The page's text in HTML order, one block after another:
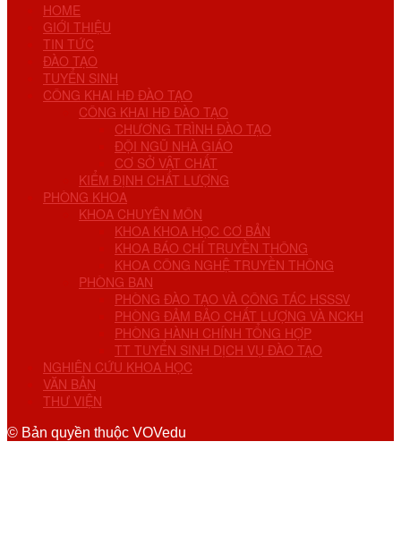
HOME
GIỚI THIỆU
TIN TỨC
ĐÀO TẠO
TUYỂN SINH
CÔNG KHAI HĐ ĐÀO TẠO
CÔNG KHAI HĐ ĐÀO TẠO
CHƯƠNG TRÌNH ĐÀO TẠO
ĐỘI NGŨ NHÀ GIÁO
CƠ SỞ VẬT CHẤT
KIỂM ĐỊNH CHẤT LƯỢNG
PHÒNG KHOA
KHOA CHUYÊN MÔN
KHOA KHOA HỌC CƠ BẢN
KHOA BÁO CHÍ TRUYỀN THÔNG
KHOA CÔNG NGHỆ TRUYỀN THÔNG
PHÒNG BAN
PHÒNG ĐÀO TẠO VÀ CÔNG TÁC HSSSV
PHÒNG ĐẢM BẢO CHẤT LƯỢNG VÀ NCKH
PHÒNG HÀNH CHÍNH TỔNG HỢP
TT TUYỂN SINH DỊCH VỤ ĐÀO TẠO
NGHIÊN CỨU KHOA HỌC
VĂN BẢN
THƯ VIỆN
© Bản quyền thuộc VOVedu